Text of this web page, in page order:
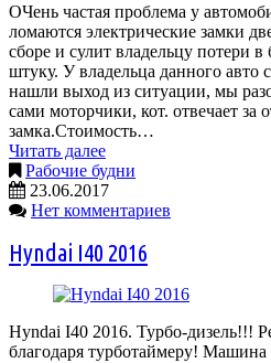
ОЧень частая проблема у
ломаются электрические замки
сборе и сулит владельцу потери
штуку. У владельца данного авто
нашли выход из ситуации, мы
сами моторчики, кот. отвечает за
замка.Стоимость…
Читать далее
Рабочие будни
23.06.2017
Нет комментариев
Hyndai I40 2016
Hyndai I40 2016. Турбо-дизель!!!
благодаря турботаймеру!